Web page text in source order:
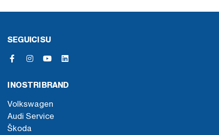
SEGUICI SU
I NOSTRI BRAND
Volkswagen
Audi Service
Škoda